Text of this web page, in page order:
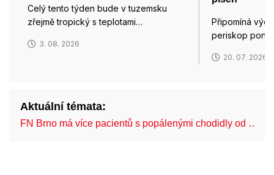
Celý tento týden bude v tuzemsku
zřejmě tropický s teplotami…
3. 08. 2026
Připomíná
periskop
20. 07. 2026
Aktuální témata:
FN Brno má více pacientů s popálenými chodidly od …